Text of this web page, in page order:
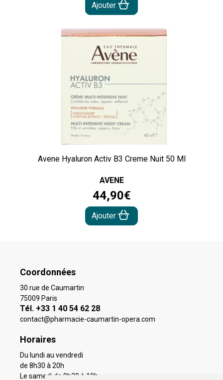
Ajouter
Avene Hyaluron Activ B3 Creme Nuit 50 Ml
AVENE
44,90€
Ajouter
Coordonnées
30 rue de Caumartin
75009 Paris
Tél. +33 1 40 54 62 28
contact@pharmacie-caumartin-opera.com
Horaires
Du lundi au vendredi
de 8h30 à 20h
Le samedi de 9h30 à 19h